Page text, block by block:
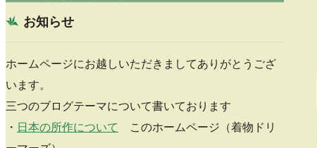
動
お知らせ
ホームページにお越しいただきましてありがとうござ
います。
三つのブログテーマについて書いております
・ 日本の所作について
このホームページ（着物ドリ